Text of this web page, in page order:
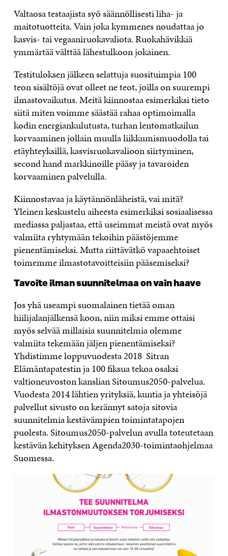
Valtaosa testaajista syö säännöllisesti liha- ja
maitotuotteita. Vain joka kymmenes noudattaa jo
kasvis- tai vegaaniruokavaliota. Ruokahävikkiä
ymmärtää välttää lähestulkoon jokainen.
Testituloksen jälkeen selattuja suosituimpia 100
teon sisältöjä ovat olleet ne teot, joilla on suurempi
ilmastovaikutus. Meitä kiinnostaa esimerkiksi tieto
siitä miten voimme säästää rahaa optimoimalla
kodin energiankulutusta, turhan lentomatkailun
korvaaminen jollain muulla liikkumismuodolla tai
etäyhteyksillä, kasvisruokavalioon siirtyminen,
second hand markkinoille pääsy ja tavaroiden
korvaaminen palvelulla.
Kiinnostavaa ja käytännönläheistä, vai mitä?
Yleinen keskustelu aiheesta esimerkiksi sosiaalisessa
mediassa paljastaa, että useimmat meistä ovat myös
valmiita ryhtymään tekoihin päästöjemme
pienentämiseksi. Mutta riittävätkö vapaaehtoiset
toimemme ilmastotavoitteisiin pääsemiseksi?
Tavoite ilman suunnitelmaa on vain haave
Jos yhä useampi suomalainen tietää oman
hiilijalanjälkensä koon, niin miksi emme ottaisi
myös selvää millaisia suunnitelmia olemme
valmiita tekemään jäljen pienentämiseksi?
Yhdistimme loppuvuodesta 2018 Sitran
Elämäntapatestin ja 100 fiksua tekoa osaksi
valtioneuvoston kanslian Sitoumus2050-palvelua.
Vuodesta 2014 lähtien yrityksiä, kuntia ja yhteisöjä
palvellut sivusto on kerännyt satoja sitovia
suunnitelmia kestävämpien toimintatapojen
puolesta. Sitoumus2050-palvelun avulla toteutetaan
kestävän kehityksenAgenda2030-toimintaohjelmaa
Suomessa.